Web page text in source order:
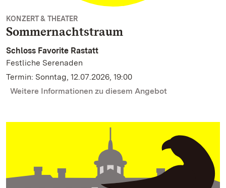
KONZERT & THEATER
Sommernachtstraum
Schloss Favorite Rastatt
Festliche Serenaden
Termin: Sonntag, 12.07.2026, 19:00
Weitere Informationen zu diesem Angebot